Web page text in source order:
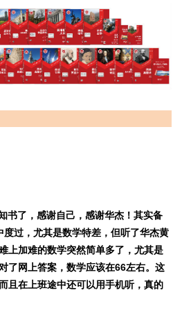
书了，感谢自己，感谢华杰！其实备
过，尤其是数学特差，但听了华杰黄
上加难的数学突然简单多了，尤其是
了网上答案，数学应该在66左右。这
且在上班途中还可以用手机听，真的